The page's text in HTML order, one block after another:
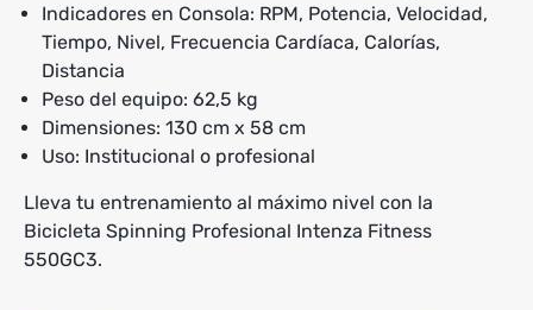
Indicadores en Consola: RPM, Potencia, Velocidad,
Tiempo, Nivel, Frecuencia Cardíaca, Calorías,
Distancia
Peso del equipo: 62,5 kg
Dimensiones: 130 cm x 58 cm
Uso: Institucional o profesional
Lleva tu entrenamiento al máximo nivel con la
Bicicleta Spinning Profesional Intenza Fitness
550GC3.